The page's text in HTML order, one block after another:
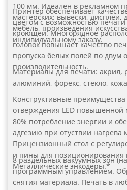
100 мм. Идеален в рекламном
мастерских: вывески, дисплеи,
мебель, произведения
индивидуальному заказу.
Принтер обеспечивает
цветом с возможностью
кроющей. Многорядное
головок повышает качество
пропуска белых полей по двум
производительность.
Материалы для печати: акрил,
алюминий, форекс, стекло,
Конструктивные
отверждения LED повышенной
80% потребление энергии и
адгезию при отуствии нагрева
Прицензионный стол с
и пины для позиционирования
Металлические энкодеры.*
8 раздельных вакуумных зон
программным управлением.
снятия материала. Печать в